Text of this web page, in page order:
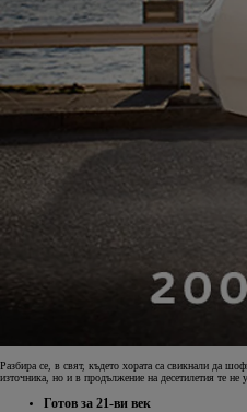
Разбира се, в свят, където хората са свикнали да
източника, но и в продължение на десетилетия те
Готов за 21-ви век